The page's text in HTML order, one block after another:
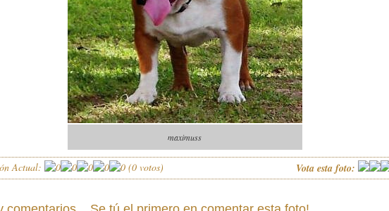
maximuss
Actual: (0 votos) Vota esta foto: